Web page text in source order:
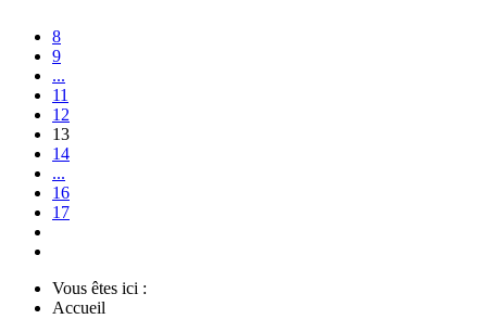
8
9
...
11
12
13
14
...
16
17
Vous êtes ici :
Accueil